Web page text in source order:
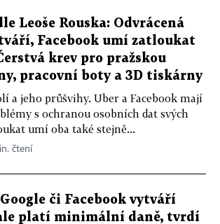
Leoše Rouska: Odvrácená
Facebook umí zatloukat
krev pro pražskou
pracovní boty a 3D tiskárny
a jeho průšvihy. Uber a Facebook mají
s ochranou osobních dat svých
umí oba také stejně...
čtení
či Facebook vytváří
platí minimální daně, tvrdí